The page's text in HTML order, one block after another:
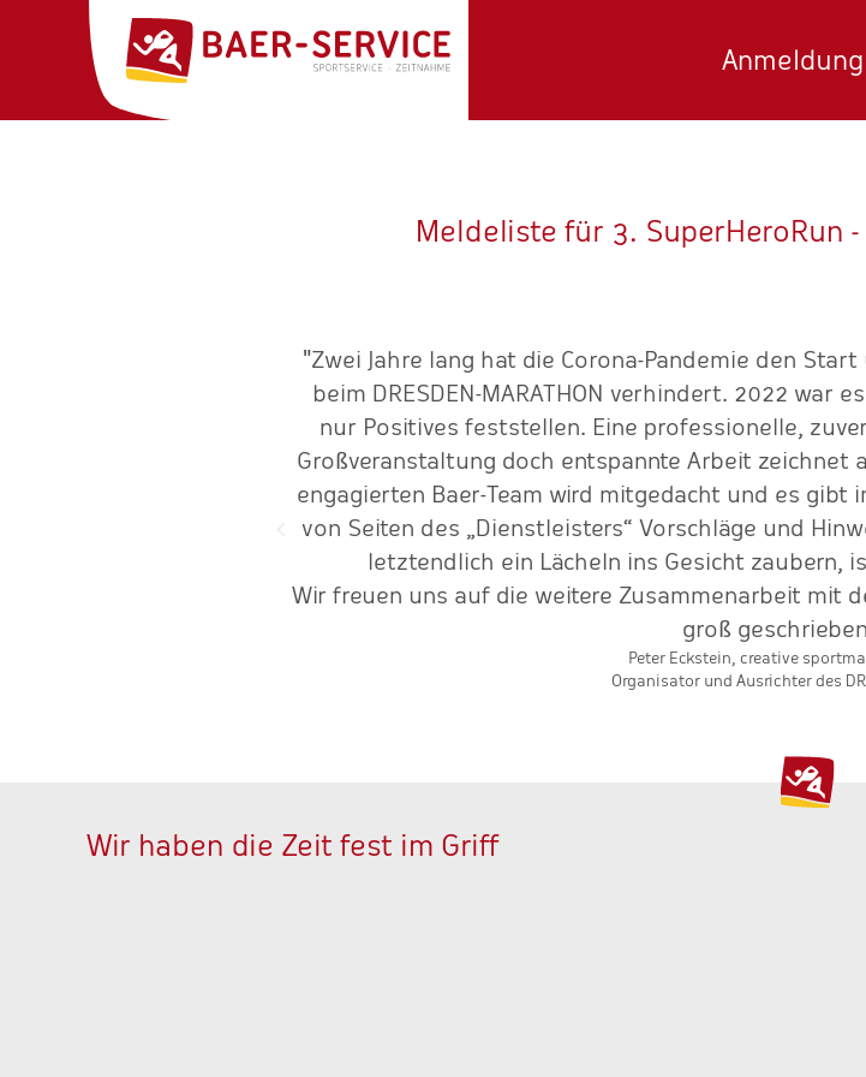
Anmeldung
Meldeliste für 3. SuperHeroRun
"Zwei Jahre lang hat die Corona-Pandemie den
beim DRESDEN-MARATHON verhindert. 2022 war
nur Positives feststellen. Eine professionelle,
Großveranstaltung doch entspannte Arbeit zeichnet
engagierten Baer-Team wird mitgedacht und es gibt
von Seiten des „Dienstleisters“ Vorschläge und
letztendlich ein Lächeln ins Gesicht zaubern,
Wir freuen uns auf die weitere Zusammenarbeit mit
groß
Peter Eckstein, creative
Organisator und Ausrichter des
Wir haben die Zeit fest im Griff